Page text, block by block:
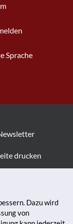
Sprache
drucken
Dazu wird
von